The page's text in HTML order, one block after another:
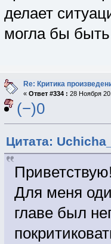
делает
могла бы
Re: Критика
« Ответ #334 : 28 Ноября
(−)0
Цитата:
Для меня
главе был